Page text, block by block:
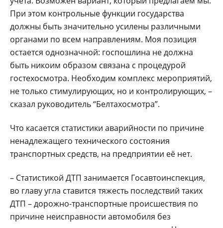
При этом контрольные функции государства
должны быть значительно усилены различными
органами по всем направлениям. Моя позиция
остается однозначной: госпошлина не должна
быть никоим образом связана с процедурой
гостехосмотра. Необходим комплекс мероприятий,
не только стимулирующих, но и контролирующих, –
сказал руководитель “Белтахосмотра”.
Что касается статистики аварийности по причине
ненадлежащего технического состояния
транспортных средств, на предприятии её нет.
– Статистикой ДТП занимается Госавтоинспекция,
во главу угла ставится тяжесть последствий таких
ДТП – дорожно-транспортные происшествия по
причине неисправности автомобиля без